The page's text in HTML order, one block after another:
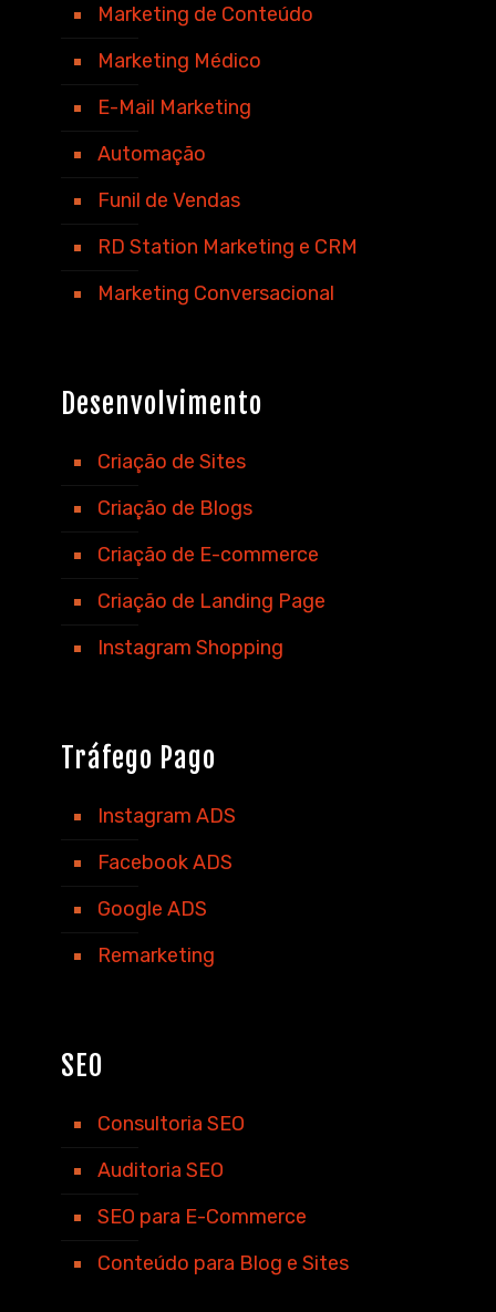
Marketing de Conteúdo
Marketing Médico
E-Mail Marketing
Automação
Funil de Vendas
RD Station Marketing e CRM
Marketing Conversacional
Desenvolvimento
Criação de Sites
Criação de Blogs
Criação de E-commerce
Criação de Landing Page
Instagram Shopping
Tráfego Pago
Instagram ADS
Facebook ADS
Google ADS
Remarketing
SEO
Consultoria SEO
Auditoria SEO
SEO para E-Commerce
Conteúdo para Blog e Sites